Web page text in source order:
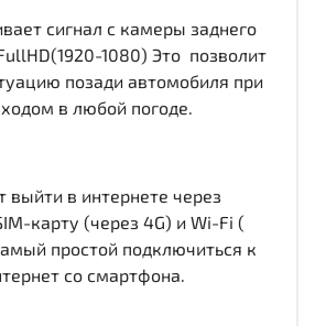
сигнал с камеры заднего
1080) Это позволит
позади автомобиля при
в любой погоде.
выйти в интернете через
карту (через 4G) и Wi-Fi (
простой подключиться к
со смартфона.